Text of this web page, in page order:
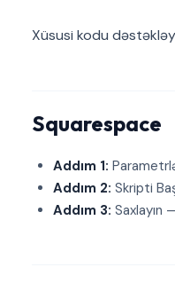
Xüsusi kodu
Squarespace
Addım 1:
Addım 2: Skripti
Addım 3: Saxlayın